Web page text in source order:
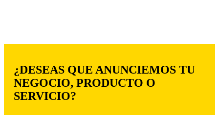
¿DESEAS QUE ANUNCIEMOS TU
NEGOCIO, PRODUCTO O
SERVICIO?